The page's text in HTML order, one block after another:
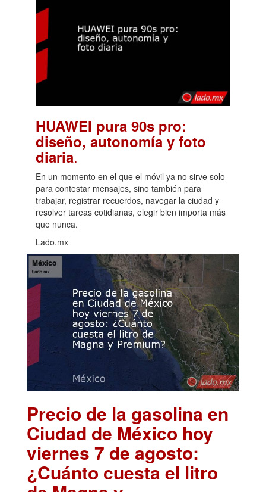
HUAWEI pura 90s pro:
diseño, autonomía y foto
diaria.
En un momento en el que el móvil ya no sirve solo
para contestar mensajes, sino también para
trabajar, registrar recuerdos, navegar la ciudad y
resolver tareas cotidianas, elegir bien importa más
que nunca.
Lado.mx
Precio de la gasolina en
Ciudad de México hoy
viernes 7 de agosto:
¿Cuánto cuesta el litro